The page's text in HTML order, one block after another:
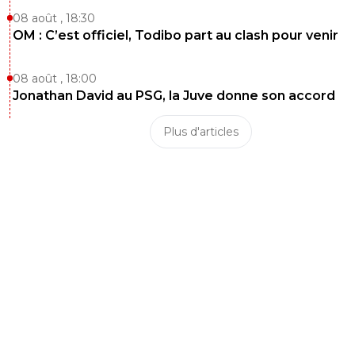
08 août , 18:30
OM : C’est officiel, Todibo part au clash pour venir
08 août , 18:00
Jonathan David au PSG, la Juve donne son accord
Plus d'articles